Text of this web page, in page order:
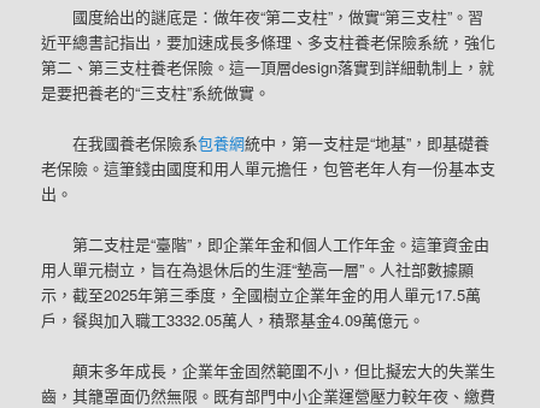
國度給出的謎底是：做年夜“第二支柱”，做實“第三支柱”。習
近平總書記指出，要加速成長多條理、多支柱養老保險系統，強化
第二、第三支柱養老保險。這一頂層design落實到詳細軌制上，就
是要把養老的“三支柱”系統做實。
在我國養老保險系包養網統中，第一支柱是“地基”，即基礎養
老保險。這筆錢由國度和用人單元擔任，包管老年人有一份基本支
出。
第二支柱是“臺階”，即企業年金和個人工作年金。這筆資金由
用人單元樹立，旨在為退休后的生涯“墊高一層”。人社部數據顯
示，截至2025年第三季度，全國樹立企業年金的用人單元17.5萬
戶，餐與加入職工3332.05萬人，積聚基金4.09萬億元。
顛末多年成長，企業年金固然範圍不小，但比擬宏大的失業生
齒，其籠罩面仍然無限。既有部門中小企業運營壓力較年夜、繳費